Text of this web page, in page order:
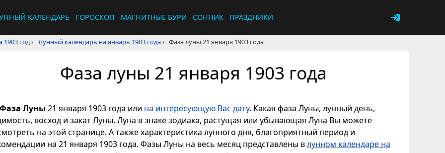
КАЛЕНДАРЬ ГОРОСКОП МАГНИТНЫЕ БУРИ СОННИК ПРАЗДНИКИ
1903 год› Лунный календарь на январь 1903 года› Фаза луны 21 января 1903 года
Фаза луны 21 января 1903 года
Фаза Луны 21 января 1903 года или на интересующую Вас дату. Какая фаза Луны, лунный день,
восход и закат Луны, Луна в знаке зодиака, растущая или убывающая Луна Вы можете
на этой странице. А также характеристика лунного дня, благоприятный период и
на 21 января 1903 года. Фазы Луны на весь месяц представлены влунном календаре на